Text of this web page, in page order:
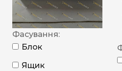
Фасування:
Блок
Ящик